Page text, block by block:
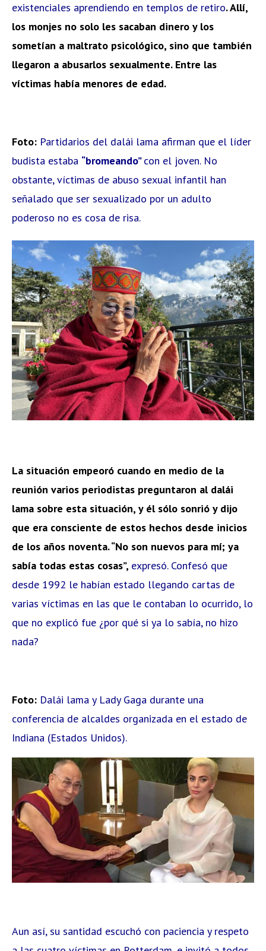
existenciales aprendiendo en templos de retiro. Allí,
los monjes no solo les sacaban dinero y los
sometían a maltrato psicológico, sino que también
llegaron a abusarlos sexualmente. Entre las
víctimas había menores de edad.
Foto: Partidarios del dalái lama afirman que el líder
budista estaba “bromeando”con el joven. No
obstante, víctimas de abuso sexual infantil han
señalado que ser sexualizado por un adulto
poderoso no es cosa de risa.
La situación empeoró cuando en medio de la
reunión varios periodistas preguntaron al dalái
lama sobre esta situación, y él sólo sonrió y dijo
que era consciente de estos hechos desde inicios
de los años noventa. “No son nuevos para mí; ya
sabía todas estas cosas”, expresó. Confesó que
desde 1992 le habían estado llegando cartas de
varias víctimas en las que le contaban lo ocurrido, lo
que no explicó fue ¿por qué si ya lo sabía, no hizo
nada?
Foto: Dalái lama y Lady Gaga durante una
conferencia de alcaldes organizada en el estado de
Indiana (Estados Unidos).
Aun así, su santidad escuchó con paciencia y respeto